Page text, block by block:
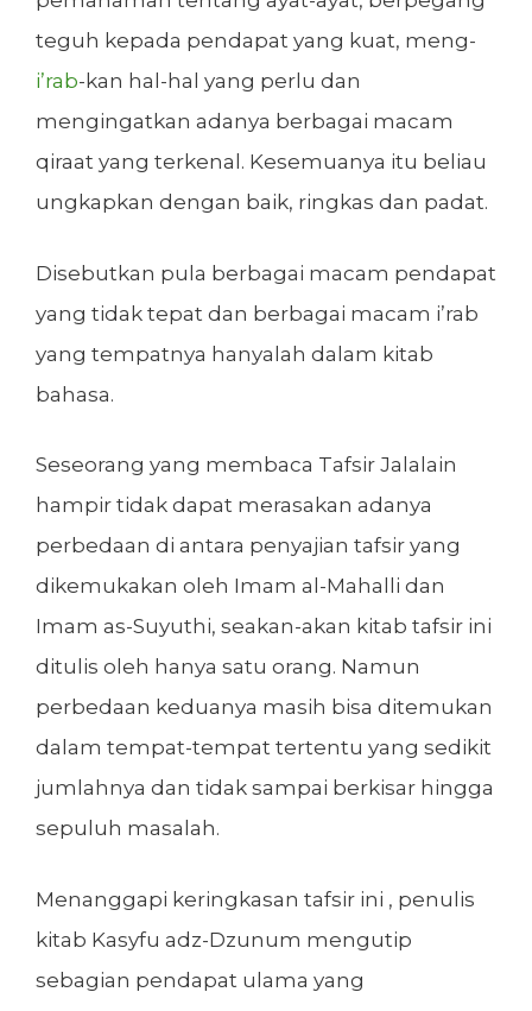
teguh kepada pendapat yang kuat, meng-
i’rab-kan hal-hal yang perlu dan
mengingatkan adanya berbagai macam
qiraat yang terkenal. Kesemuanya itu beliau
ungkapkan dengan baik, ringkas dan padat.
Disebutkan pula berbagai macam pendapat
yang tidak tepat dan berbagai macam i’rab
yang tempatnya hanyalah dalam kitab
bahasa.
Seseorang yang membaca Tafsir Jalalain
hampir tidak dapat merasakan adanya
perbedaan di antara penyajian tafsir yang
dikemukakan oleh Imam al-Mahalli dan
Imam as-Suyuthi, seakan-akan kitab tafsir ini
ditulis oleh hanya satu orang. Namun
perbedaan keduanya masih bisa ditemukan
dalam tempat-tempat tertentu yang sedikit
jumlahnya dan tidak sampai berkisar hingga
sepuluh masalah.
Menanggapi keringkasan tafsir ini , penulis
kitab Kasyfu adz-Dzunum mengutip
sebagian pendapat ulama yang